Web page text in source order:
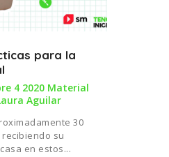
para la
4 2020 Material
Aguilar
30
su
en estos...